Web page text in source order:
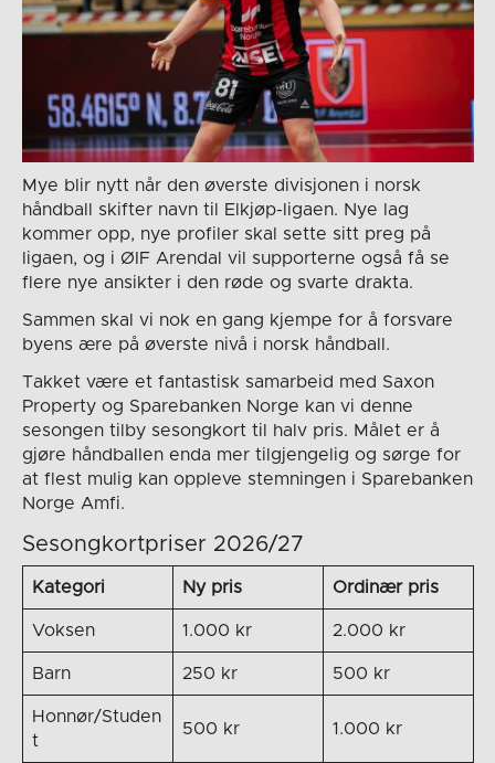
Mye blir nytt når den øverste divisjonen i norsk
håndball skifter navn til Elkjøp-ligaen. Nye lag
kommer opp, nye profiler skal sette sitt preg på
ligaen, og i ØIF Arendal vil supporterne også få se
flere nye ansikter i den røde og svarte drakta.
Sammen skal vi nok en gang kjempe for å forsvare
byens ære på øverste nivå i norsk håndball.
Takket være et fantastisk samarbeid med Saxon
Property og Sparebanken Norge kan vi denne
sesongen tilby sesongkort til halv pris. Målet er å
gjøre håndballen enda mer tilgjengelig og sørge for
at flest mulig kan oppleve stemningen i Sparebanken
Norge Amfi.
Sesongkortpriser 2026/27
Kategori Ny pris Ordinær pris
Voksen 1.000 kr 2.000 kr
Barn 250 kr 500 kr
Honnør/Studen
t
500 kr 1.000 kr